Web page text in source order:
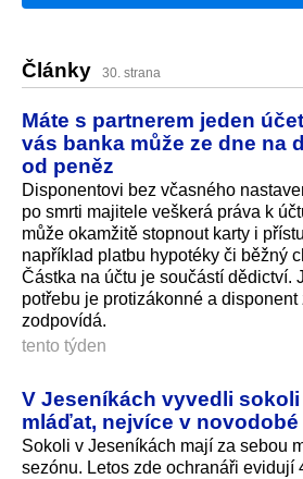
Články 30. strana
Máte s partnerem jeden
vás banka může ze dne na
od peněz
Disponentovi bez včasného
po smrti majitele veškerá práva k
může okamžitě stopnout karty i
například platbu hypotéky či běžný
Částka na účtu je součástí dědictví.
potřebu je protizákonné a disponent
zodpovídá.
tento týden
V Jeseníkách vyvedli
mláďat, nejvíce v
Sokoli v Jeseníkách mají za sebou
sezónu. Letos zde ochranáři evidují